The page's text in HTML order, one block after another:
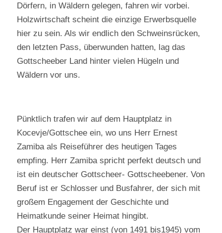
Dörfern, in Wäldern gelegen, fahren wir vorbei.
Holzwirtschaft scheint die einzige Erwerbsquelle
hier zu sein. Als wir endlich den Schweinsrücken,
den letzten Pass, überwunden hatten, lag das
Gottscheeber Land hinter vielen Hügeln und
Wäldern vor uns.
Pünktlich trafen wir auf dem Hauptplatz in
Kocevje/Gottschee ein, wo uns Herr Ernest
Zamiba als Reiseführer des heutigen Tages
empfing. Herr Zamiba spricht perfekt deutsch und
ist ein deutscher Gottscheer- Gottscheebener. Von
Beruf ist er Schlosser und Busfahrer, der sich mit
großem Engagement der Geschichte und
Heimatkunde seiner Heimat hingibt.
Der Hauptplatz war einst (von 1491 bis1945) vom